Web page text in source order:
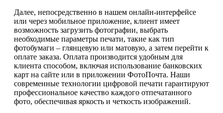
Далее, непосредственно в нашем онлайн-интерфейсе
или через мобильное приложение, клиент имеет
возможность загрузить фотографии, выбрать
необходимые параметры печати, такие как тип
фотобумаги – глянцевую или матовую, а затем перейти к
оплате заказа. Оплата производится удобным для
клиента способом, включая использование банковских
карт на сайте или в приложении ФотоПочта. Наши
современные технологии цифровой печати гарантируют
профессиональное качество каждого отпечатанного
фото, обеспечивая яркость и четкость изображений.